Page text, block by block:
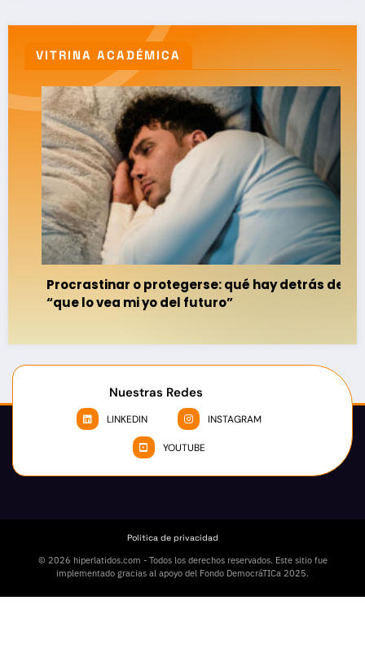
VITRINA ACADÉMICA
Procrastinar o protegerse: qué hay detrás del
“que lo vea mi yo del futuro”
Nuestras Redes
LINKEDIN INSTAGRAM
YOUTUBE
Política de privacidad
© 2026 hiperlatidos.com - Todos los derechos reservados. Este sitio fue
implementado gracias al apoyo del Fondo DemocráTICa 2025.